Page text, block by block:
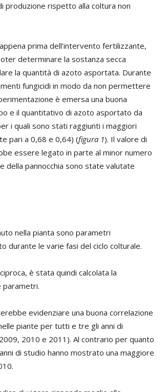
produzione rispetto alla coltura non
prima dell’intervento fertilizzante,
determinare la sostanza secca
la quantità di azoto asportata. Durante
fungicidi in modo da non permettere
è emersa una buona
e il quantitativo di azoto asportato da
i quali sono stati raggiunti i maggiori
pari a 0,68 e 0,64) (figura 1). Il valore di
essere legato in parte al minor numero
della pannocchia sono state valutate
nella pianta sono parametri
le varie fasi del ciclo colturale.
è stata quindi calcolata la
parametri.
evidenziare una buona correlazione
piante per tutti e tre gli anni di
2010 e 2011). Al contrario per quanto
di studio hanno mostrato una maggiore